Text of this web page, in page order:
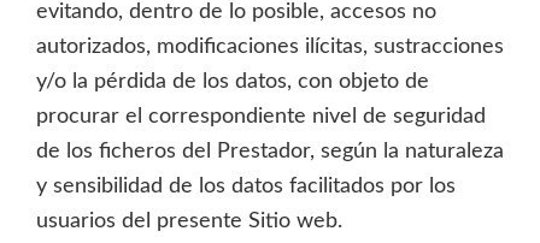
evitando, dentro de lo posible, accesos no
autorizados, modificaciones ilícitas, sustracciones
y/o la pérdida de los datos, con objeto de
procurar el correspondiente nivel de seguridad
de los ficheros del Prestador, según la naturaleza
y sensibilidad de los datos facilitados por los
usuarios del presente Sitio web.